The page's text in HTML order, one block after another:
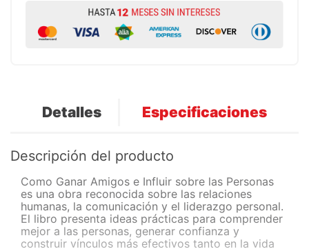
Detalles Especificaciones
Descripción del producto
Como Ganar Amigos e Influir sobre las Personas
es una obra reconocida sobre las relaciones
humanas, la comunicación y el liderazgo personal.
El libro presenta ideas prácticas para comprender
mejor a las personas, generar confianza y
construir vínculos más efectivos tanto en la vida